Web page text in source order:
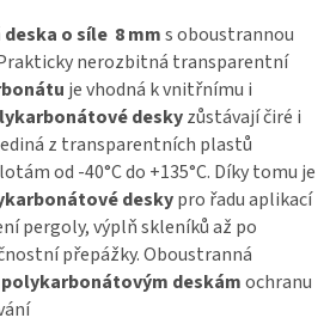
o síle 8 mms oboustrannou
nerozbitná transparentní
je vhodná k vnitřnímu i
deskyzůstávají čiré i
z transparentních plastů
od -40°C do +135°C. Díky tomu je
deskypro řadu aplikací
pergoly, výplň skleníků až po
přepážky. Oboustranná
polykarbonátovým deskámochranu